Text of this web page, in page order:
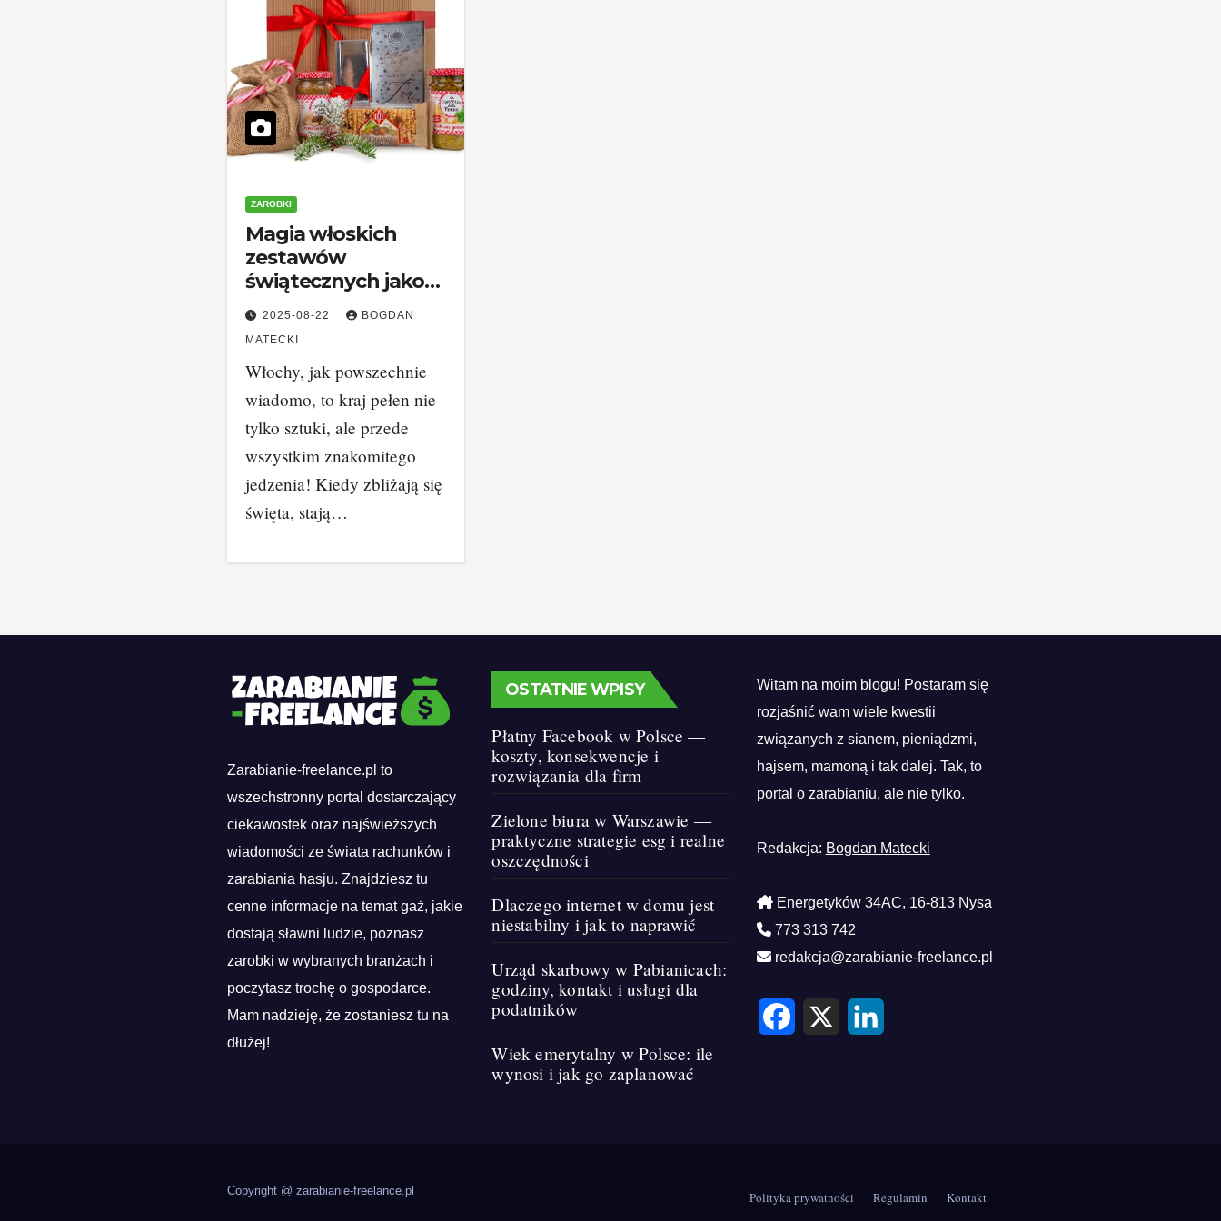
ZAROBKI
Magia włoskich
zestawów
świątecznych jako
idealny prezent na
Boże Narodzenie
2025-08-22
BOGDAN
MATECKI
Włochy, jak powszechnie
wiadomo, to kraj pełen nie
tylko sztuki, ale przede
wszystkim znakomitego
jedzenia! Kiedy zbliżają się
święta, stają…
Zarabianie-freelance.pl to
wszechstronny portal dostarczający
ciekawostek oraz najświeższych
wiadomości ze świata rachunków i
zarabiania hasju. Znajdziesz tu
cenne informacje na temat gaż, jakie
dostają sławni ludzie, poznasz
zarobki w wybranych branżach i
poczytasz trochę o gospodarce.
Mam nadzieję, że zostaniesz tu na
dłużej!
OSTATNIE WPISY
Płatny Facebook w Polsce —
koszty, konsekwencje i
rozwiązania dla firm
Zielone biura w Warszawie —
praktyczne strategie esg i realne
oszczędności
Dlaczego internet w domu jest
niestabilny i jak to naprawić
Urząd skarbowy w Pabianicach:
godziny, kontakt i usługi dla
podatników
Wiek emerytalny w Polsce: ile
wynosi i jak go zaplanować
Witam na moim blogu! Postaram się
rozjaśnić wam wiele kwestii
związanych z sianem, pieniądzmi,
hajsem, mamoną i tak dalej. Tak, to
portal o zarabianiu, ale nie tylko.
Redakcja: Bogdan Matecki
Energetyków 34AC, 16-813 Nysa
773 313 742
redakcja@zarabianie-freelance.pl
F
c
X
L
n
Copyright @ zarabianie-freelance.pl
.
Polityka prywatności Regulamin Kontakt